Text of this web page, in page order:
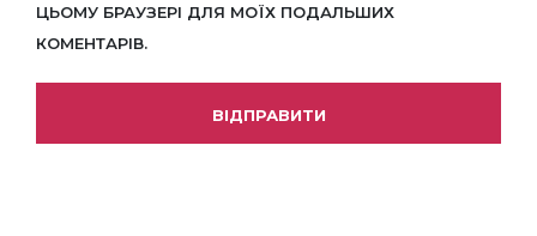
ЦЬОМУ БРАУЗЕРІ ДЛЯ МОЇХ ПОДАЛЬШИХ
КОМЕНТАРІВ.